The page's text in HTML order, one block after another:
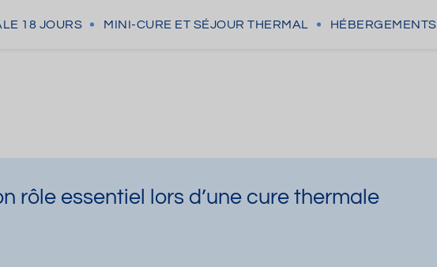
18 JOURS MINI-CURE ET SÉJOUR THERMAL HÉBERGEMENTS
rôle essentiel lors d’une cure thermale